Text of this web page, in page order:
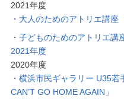
2021年度
大人のためのアトリエ講
子どものためのアトリエ
2021年度
2020年度
横浜市民ギャラリー U35若
CAN’T GO HOME AGAIN」